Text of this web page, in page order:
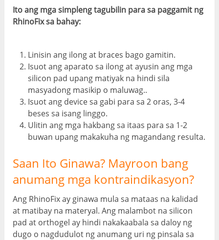
Ito ang mga simpleng tagubilin para sa paggamit ng
RhinoFix sa bahay:
Linisin ang ilong at braces bago gamitin.
Isuot ang aparato sa ilong at ayusin ang mga
silicon pad upang matiyak na hindi sila
masyadong masikip o maluwag..
Isuot ang device sa gabi para sa 2 oras, 3-4
beses sa isang linggo.
Ulitin ang mga hakbang sa itaas para sa 1-2
buwan upang makakuha ng magandang resulta.
Saan Ito Ginawa? Mayroon bang
anumang mga kontraindikasyon?
Ang RhinoFix ay ginawa mula sa mataas na kalidad
at matibay na materyal. Ang malambot na silicon
pad at orthogel ay hindi nakakaabala sa daloy ng
dugo o nagdudulot ng anumang uri ng pinsala sa